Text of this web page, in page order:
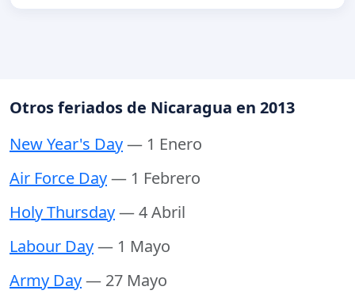
Otros feriados de Nicaragua en 2013
New Year's Day— 1 Enero
Air Force Day— 1 Febrero
Holy Thursday— 4 Abril
Labour Day— 1 Mayo
Army Day— 27 Mayo